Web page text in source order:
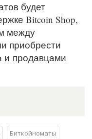
будет
Bitcoin Shop,
между
приобрести
и продавцами
Биткойноматы